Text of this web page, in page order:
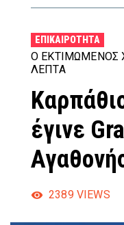
ΕΠΙΚΑΙΡΌΤΗΤΑ
Ο ΕΚΤΙΜΏΜΕΝΟΣ
ΛΕΠΤΆ
έγινε
2389 VIEWS